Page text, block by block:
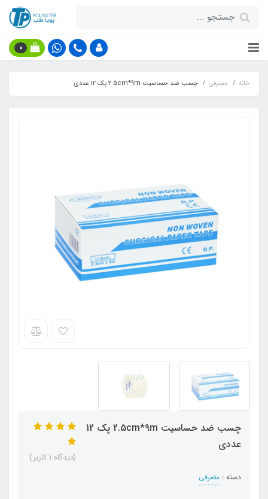
0
خانه مصرفی چسب ضد حساسیت 2.5cm*9m پک 12 عددی
چسب ضد حساسیت 2.5cm*9m پک 12
عددی
دسته : مصرفی
(دیدگاه 1 کاربر)